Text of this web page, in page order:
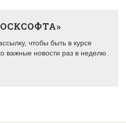
чтобы быть в курсе
важные новости раз в неделю